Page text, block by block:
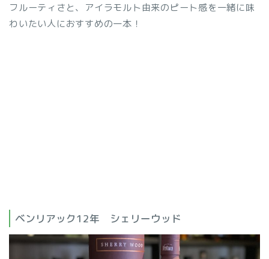
フルーティさと、アイラモルト由来のピート感を一緒に味
わいたい人におすすめの一本！
ベンリアック12年 シェリーウッド